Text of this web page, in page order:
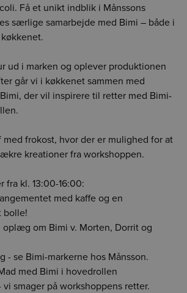
Få et unikt indblik i Månssons
særlige samarbejde med Bimi – både i
ud i marken og oplever produktionen
går vi i køkkenet sammen med
der vil inspirere til retter med Bimi-
frokost, hvor der er mulighed for at
kreationer fra workshoppen.
fra kl. 13:00-16:00:
med kaffe og en
bolle!
oplæg om Bimi v. Morten, Dorrit og
- se Bimi-markerne hos Månsson.
med Bimi i hovedrollen
vi smager på workshoppens retter.
Log ind igen for at fortsætte med at
mange kilo CO2/kuldioxid, der er
på sparsomme datakilder på området
Vi håber løbende at kunne forbedre
er et skridt i den rigtige retning og vi
dig et mere oplyst valg, når du handler
ansvar for de præsenterede data og den
heraf.
muligt at lægge varen i kurven med
siden skal du vælge en afdeling
BCK
Næste